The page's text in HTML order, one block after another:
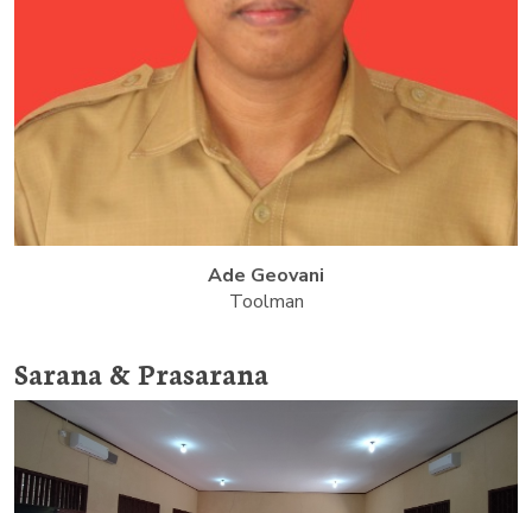
Ade Geovani
Toolman
Sarana & Prasarana